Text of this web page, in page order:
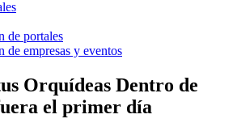
de portales
de empresas y eventos
Orquídeas Dentro de
el primer día